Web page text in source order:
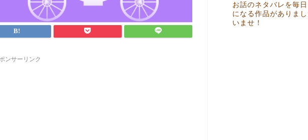
ンサーリンク
お話のネタバレを毎
になる作品がありま
いませ！